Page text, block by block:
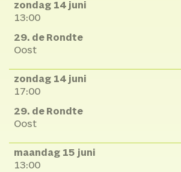
zondag 14 juni
13:00
29. de Rondte
Oost
zondag 14 juni
17:00
29. de Rondte
Oost
maandag 15 juni
13:00